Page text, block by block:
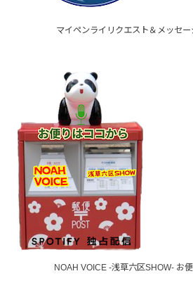
マイペンライリクエスト＆メッセー
NOAH VOICE -浅草六区SHOW- お